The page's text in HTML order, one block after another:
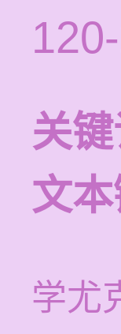
关键
文本
学尤